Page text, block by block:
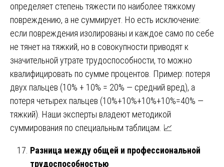
определяет степень тяжести по наиболее тяжкому
повреждению, а не суммирует. Но есть исключение:
если повреждения изолированы и каждое само по себе
не тянет на тяжкий, но в совокупности приводят к
значительной утрате трудоспособности, то можно
квалифицировать по сумме процентов. Пример: потеря
двух пальцев (10% + 10% = 20% — средний вред), а
потеря четырех пальцев (10%+10%+10%+10%=40% —
тяжкий). Наши эксперты владеют методикой
суммирования по специальным таблицам. 📈
Разница между общей и профессиональной
трудоспособностью